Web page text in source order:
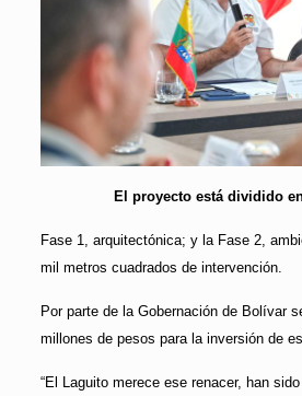
El proyecto está dividido
Fase 1, arquitectónica; y la Fase 2,
mil metros cuadrados de intervención.
Por parte de la Gobernación de Bolívar
millones de pesos para la inversión de
“El Laguito merece ese renacer, han